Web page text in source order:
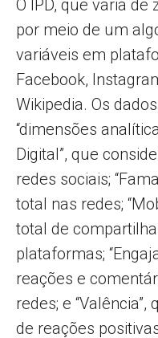
O IPD, que varia
por meio de um
variáveis ​​em
Facebook,
Wikipedia. Os
“dimensões
Digital”, que
redes sociais;
total nas redes;
total de
plataformas;
reações e
redes; e
de reações